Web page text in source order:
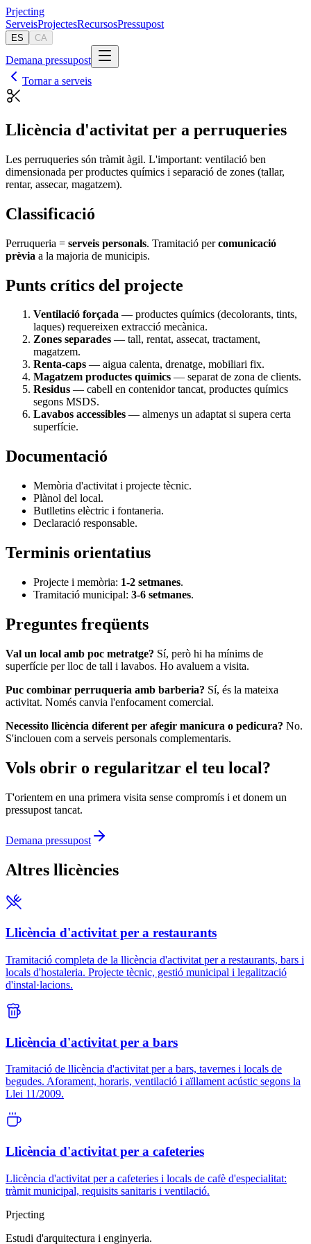
Prjecting
ServeisProjectesRecursosPressupost
ES CA
Demana pressupost
Tornar a serveis
Llicència d'activitat per a perruqueries
Les perruqueries són tràmit àgil. L'important: ventilació ben
dimensionada per productes químics i separació de zones (tallar,
rentar, assecar, magatzem).
Classificació
Perruqueria = serveis personals. Tramitació percomunicació
prèvia a la majoria de municipis.
Punts crítics del projecte
Ventilació forçada — productes químics (decolorants, tints,
laques) requereixen extracció mecànica.
Zones separades — tall, rentat, assecat, tractament,
magatzem.
Renta-caps — aigua calenta, drenatge, mobiliari fix.
Magatzem productes químics — separat de zona de clients.
Residus — cabell en contenidor tancat, productes químics
segons MSDS.
Lavabos accessibles — almenys un adaptat si supera certa
superfície.
Documentació
Memòria d'activitat i projecte tècnic.
Plànol del local.
Butlletins elèctric i fontaneria.
Declaració responsable.
Terminis orientatius
Projecte i memòria: 1-2 setmanes.
Tramitació municipal: 3-6 setmanes.
Preguntes freqüents
Val un local amb poc metratge? Sí, però hi ha mínims de
superfície per lloc de tall i lavabos. Ho avaluem a visita.
Puc combinar perruqueria amb barberia? Sí, és la mateixa
activitat. Només canvia l'enfocament comercial.
Necessito llicència diferent per afegir manicura o pedicura? No.
S'inclouen com a serveis personals complementaris.
Vols obrir o regularitzar el teu local?
T'orientem en una primera visita sense compromís i et donem un
pressupost tancat.
Demana pressupost
Altres llicències
Llicència d'activitat per a restaurants
Tramitació completa de la llicència d'activitat per a restaurants, bars i
locals d'hostaleria. Projecte tècnic, gestió municipal i legalització
d'instal·lacions.
Llicència d'activitat per a bars
Tramitació de llicència d'activitat per a bars, tavernes i locals de
begudes. Aforament, horaris, ventilació i aïllament acústic segons la
Llei 11/2009.
Llicència d'activitat per a cafeteries
Llicència d'activitat per a cafeteries i locals de cafè d'especialitat:
tràmit municipal, requisits sanitaris i ventilació.
Prjecting
Estudi d'arquitectura i enginyeria.